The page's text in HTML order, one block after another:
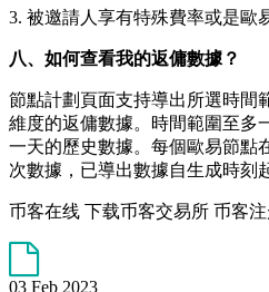
3. 被邀請人享有特殊費率或是歐
八、如何查看我的返傭數據？
節點計劃頁面支持導出所選時間
維度的返傭數據。時間範圍至多
一天的歷史數據。每個歐易節點
次數據，已導出數據自生成時刻
币客在线 下载币客交易所 币客
03 Feb 2023